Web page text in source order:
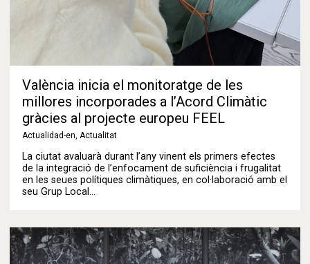
València inicia el monitoratge de les
millores incorporades a l’Acord Climàtic
gràcies al projecte europeu FEEL
Actualidad-en Actualitat
La ciutat avaluarà durant l’any vinent els primers efectes
de la integració de l’enfocament de suficiència i frugalitat
en les seues polítiques climàtiques, en col·laboració amb el
seu Grup Local…